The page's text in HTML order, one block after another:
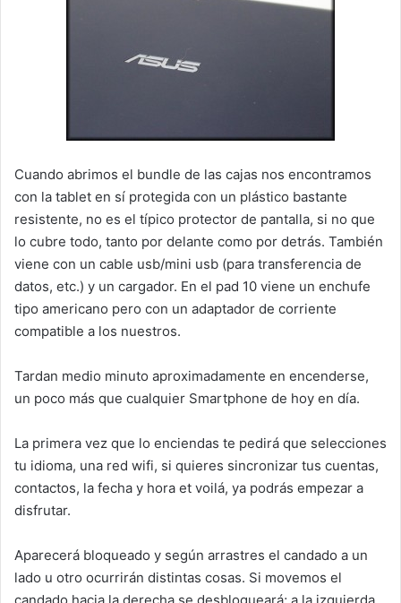
Cuando abrimos el bundle de las cajas nos encontramos
con la tablet en sí protegida con un plástico bastante
resistente, no es el típico protector de pantalla, si no que
lo cubre todo, tanto por delante como por detrás. También
viene con un cable usb/mini usb (para transferencia de
datos, etc.) y un cargador. En el pad 10 viene un enchufe
tipo americano pero con un adaptador de corriente
compatible a los nuestros.
Tardan medio minuto aproximadamente en encenderse,
un poco más que cualquier Smartphone de hoy en día.
La primera vez que lo enciendas te pedirá que selecciones
tu idioma, una red wifi, si quieres sincronizar tus cuentas,
contactos, la fecha y hora et voilá, ya podrás empezar a
disfrutar.
Aparecerá bloqueado y según arrastres el candado a un
lado u otro ocurrirán distintas cosas. Si movemos el